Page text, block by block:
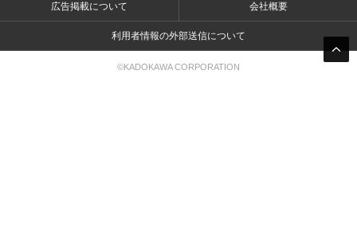
広告掲載について 会社概要
利用者情報の外部送信について
©KADOKAWA CORPORATION